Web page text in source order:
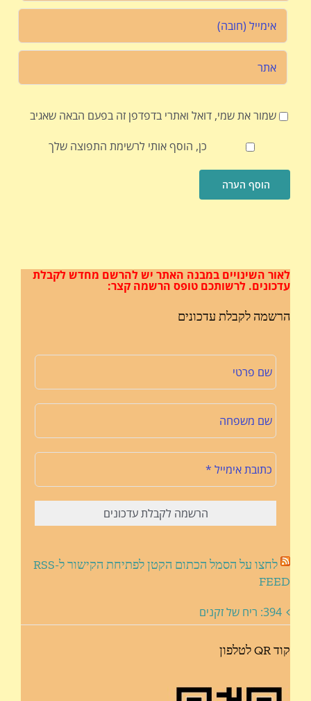
שמור את שמי, דואל ואתרי בדפדפן זה בפעם הבאה שאגיב
כן, הוסף אותי לרשימת התפוצה שלך
לאור השינויים במבנה האתריש להרשם מחדש לקבלת
עדכונים. לרשותכם טופס הרשמה קצר:
הרשמה לקבלת עדכונים
לחצו על הסמל הכתום הקטן לפתיחת הקישור ל-RSS
FEED
394: ריח של זקנים
קוד QR לטלפון